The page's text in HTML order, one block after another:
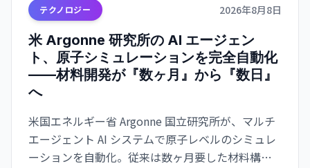
テクノロジー 2026年8月8日
米 Argonne 研究所の AI エージェン
ト、原子シミュレーションを完全自動化
——材料開発が『数ヶ月』から『数日』
へ
米国エネルギー省 Argonne 国立研究所が、マルチ
エージェント AI システムで原子レベルのシミュレ
ーションを自動化。従来は数ヶ月要した材料構造